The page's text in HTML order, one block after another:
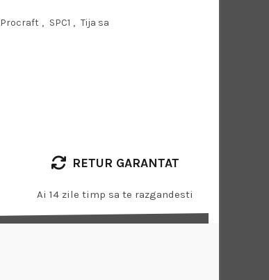
Procraft , SPC1 , Tija sa
RETUR GARANTAT
Ai 14 zile timp sa te razgandesti